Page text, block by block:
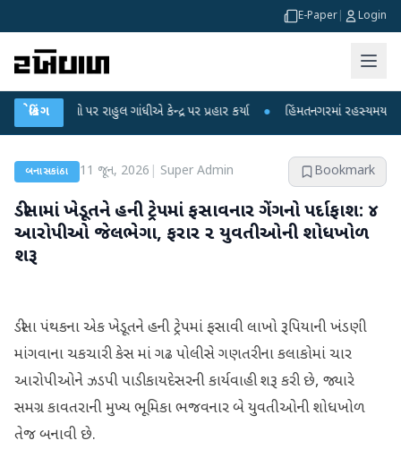
E-Paper Login
બ્રેકિંગ
પર રાહુલ ગાંધીએ કેન્દ્ર પર પ્રહાર કર્યા ● હિંમતનગરમાં રહસ્યમય વાયરસ કે
બનાસકાંઠા 11 જૂન, 2026 Super Admin Bookmark
ડીસામાં ખેડૂતને હની ટ્રેપમાં ફસાવનાર ગેંગનો પર્દાફાશ: ૪
આરોપીઓ જેલભેગા, ફરાર ૨ યુવતીઓની શોધખોળ
શરૂ
ડીસા પંથકના એક ખેડૂતને હની ટ્રેપમાં ફસાવી લાખો રૂપિયાની ખંડણી
માંગવાના ચકચારી કેસ માં ગઢ પોલીસે ગણતરીના કલાકોમાં ચાર
આરોપીઓને ઝડપી પાડી કાયદેસરની કાર્યવાહી શરૂ કરી છે, જ્યારે
સમગ્ર કાવતરાની મુખ્ય ભૂમિકા ભજવનાર બે યુવતીઓની શોધખોળ
તેજ બનાવી છે.